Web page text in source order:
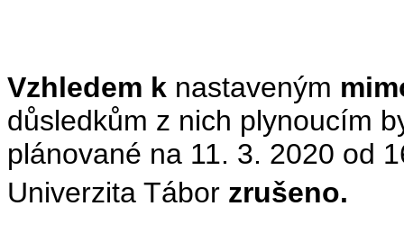
Vzhledem k nastaveným
důsledkům z nich plynoucím
plánované na 11. 3. 2020 od
Univerzita Tábor zrušeno.